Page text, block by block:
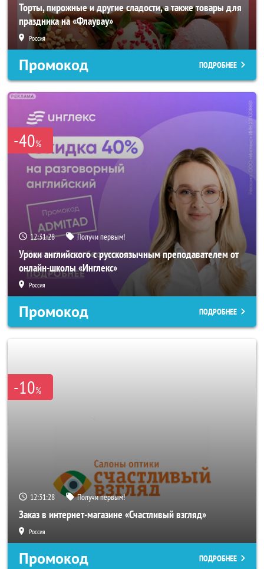
Торты, пирожные и другие сладости, а также товары для
праздника на «Флаувау»
Россия
Промокод ПОДРОБНЕЕ
-40%
12:31:26 Получи первым!
Уроки английского с русскоязычным преподавателем от
онлайн-школы «Инглекс»
Россия
Промокод ПОДРОБНЕЕ
-10%
12:31:26 Получи первым!
Заказ в интернет-магазине «Счастливый взгляд»
Россия
Промокод ПОДРОБНЕЕ